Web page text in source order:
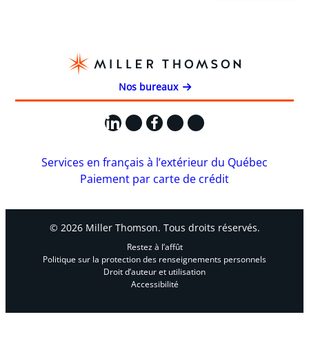
Nos bureaux
LinkedIn
X Facebook
Instagram
YouTube
Services en français à l’extérieur du Québec
Paiement par carte de crédit
© 2026 Miller Thomson. Tous droits réservés.
Restez à l’affût
Politique sur la protection des renseignements personnels
Droit d’auteur et utilisation
Accessibilité